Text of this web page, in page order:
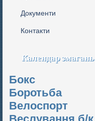
Документи
Контакти
Календар змагань
Бокс
Боротьба
Велоспорт